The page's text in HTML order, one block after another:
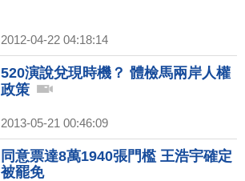
2012-04-22 04:18:14
520演說兌現時機？ 體檢馬兩岸人權
政策
2013-05-21 00:46:09
同意票達8萬1940張門檻 王浩宇確定
被罷免